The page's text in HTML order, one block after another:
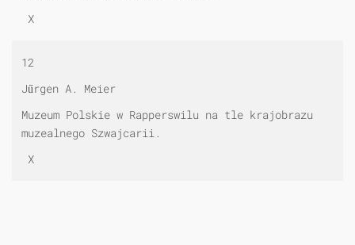
X
12
Jűrgen A. Meier
Muzeum Polskie w Rapperswilu na tle krajobrazu
muzealnego Szwajcarii.
X